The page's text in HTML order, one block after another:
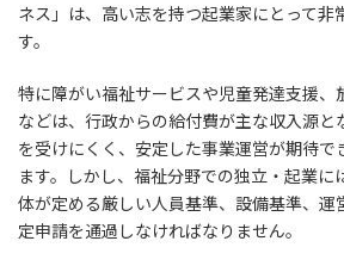
ネス」は、高い志を持つ起業家にとって非
す。
特に障がい福祉サービスや児童発達支援、
などは、行政からの給付費が主な収入源と
を受けにくく、安定した事業運営が期待で
ます。しかし、福祉分野での独立・起業に
体が定める厳しい人員基準、設備基準、運
定申請を通過しなければなりません。